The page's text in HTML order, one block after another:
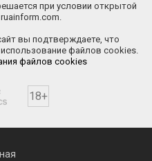
при условии открытой
вы подтверждаете, что
файлов cookies.
файлов cookies
18+